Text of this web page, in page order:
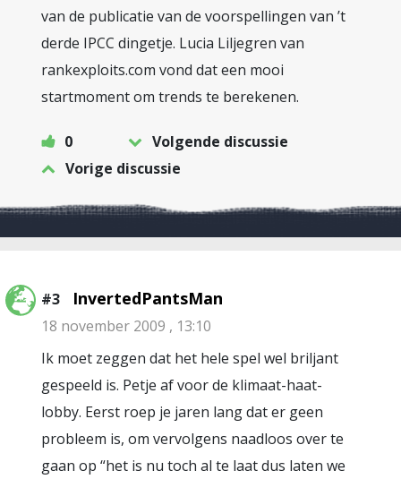
van de publicatie van de voorspellingen van ’t
derde IPCC dingetje. Lucia Liljegren van
rankexploits.com vond dat een mooi
startmoment om trends te berekenen.
0
Volgende discussie
Vorige discussie
#3 InvertedPantsMan
18 november 2009 , 13:10
Ik moet zeggen dat het hele spel wel briljant
gespeeld is. Petje af voor de klimaat-haat-
lobby. Eerst roep je jaren lang dat er geen
probleem is, om vervolgens naadloos over te
gaan op “het is nu toch al te laat dus laten we